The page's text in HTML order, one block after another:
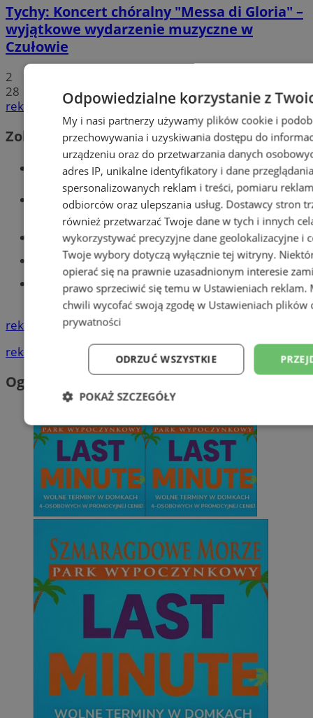
Tychy: Koncert chóralny "Messa di Gloria" –
wyjątkowe wydarzenie muzyczne w
Czułowie
2
28
reklama
Zobacz również
Wiadomości kryminalne w Tychach
Wiadomości lokalne
Części samochodowe do -70%!
Tworzenie stron www - Tychy
Znajdź pracę - codziennie nowe
ogłoszenia
reklama
reklama
Ogłoszenia
Odpowiedzialne korzystanie z
My i nasi partnerzy używamy plików cookie i
przechowywania i uzyskiwania dostępu do
urządzeniu oraz do przetwarzania danych
adres IP, unikalne identyfikatory i dane
spersonalizowanych reklam i treści, pomiaru
odbiorców oraz ulepszania usług. Dostawcy stron
również przetwarzać Twoje dane w tych i innych
wykorzystywać precyzyjne dane geolokalizacyjne i
Twoje wybory dotyczą wyłącznie tej witryny.
opierać się na prawnie uzasadnionym interesie
prawo sprzeciwić się temu w Ustawieniach reklam.
chwili wycofać swoją zgodę w Ustawieniach plików
prywatności
ODRZUĆ WSZYSTKIE
POKAŻ SZCZEGÓŁY
Niezbędne Wydajność
Niesklasyfikowane
Niezbędne Wydajność Targetowanie
Niezbędne pliki cookie umożliwiają korzystanie z podstawowych
takich jak logowanie użytkownika i zarządzanie kontem. Bez
można prawidłowo korzystać ze strony internetowej.
Nazwa
Domena
SessID
mojetychy.pl